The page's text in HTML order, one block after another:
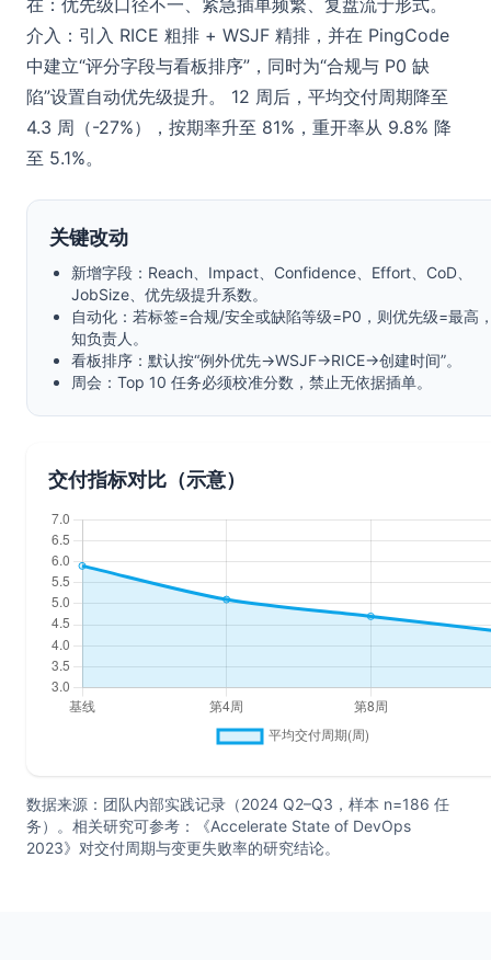
在：优先级口径不一、紧急插单频繁、复盘流于形式。
介入：引入 RICE 粗排 + WSJF 精排，并在 PingCode
中建立“评分字段与看板排序”，同时为“合规与 P0 缺
陷”设置自动优先级提升。 12 周后，平均交付周期降至
4.3 周（-27%），按期率升至 81%，重开率从 9.8% 降
至 5.1%。
关键改动
新增字段：Reach、Impact、Confidence、Effort、CoD、
JobSize、优先级提升系数。
自动化：若标签=合规/安全或缺陷等级=P0，则优先级=最高
知负责人。
看板排序：默认按“例外优先→WSJF→RICE→创建时间”。
周会：Top 10 任务必须校准分数，禁止无依据插单。
交付指标对比（示意）
数据来源：团队内部实践记录（2024 Q2–Q3，样本 n=186 任
务）。相关研究可参考：《Accelerate State of DevOps
2023》对交付周期与变更失败率的研究结论。